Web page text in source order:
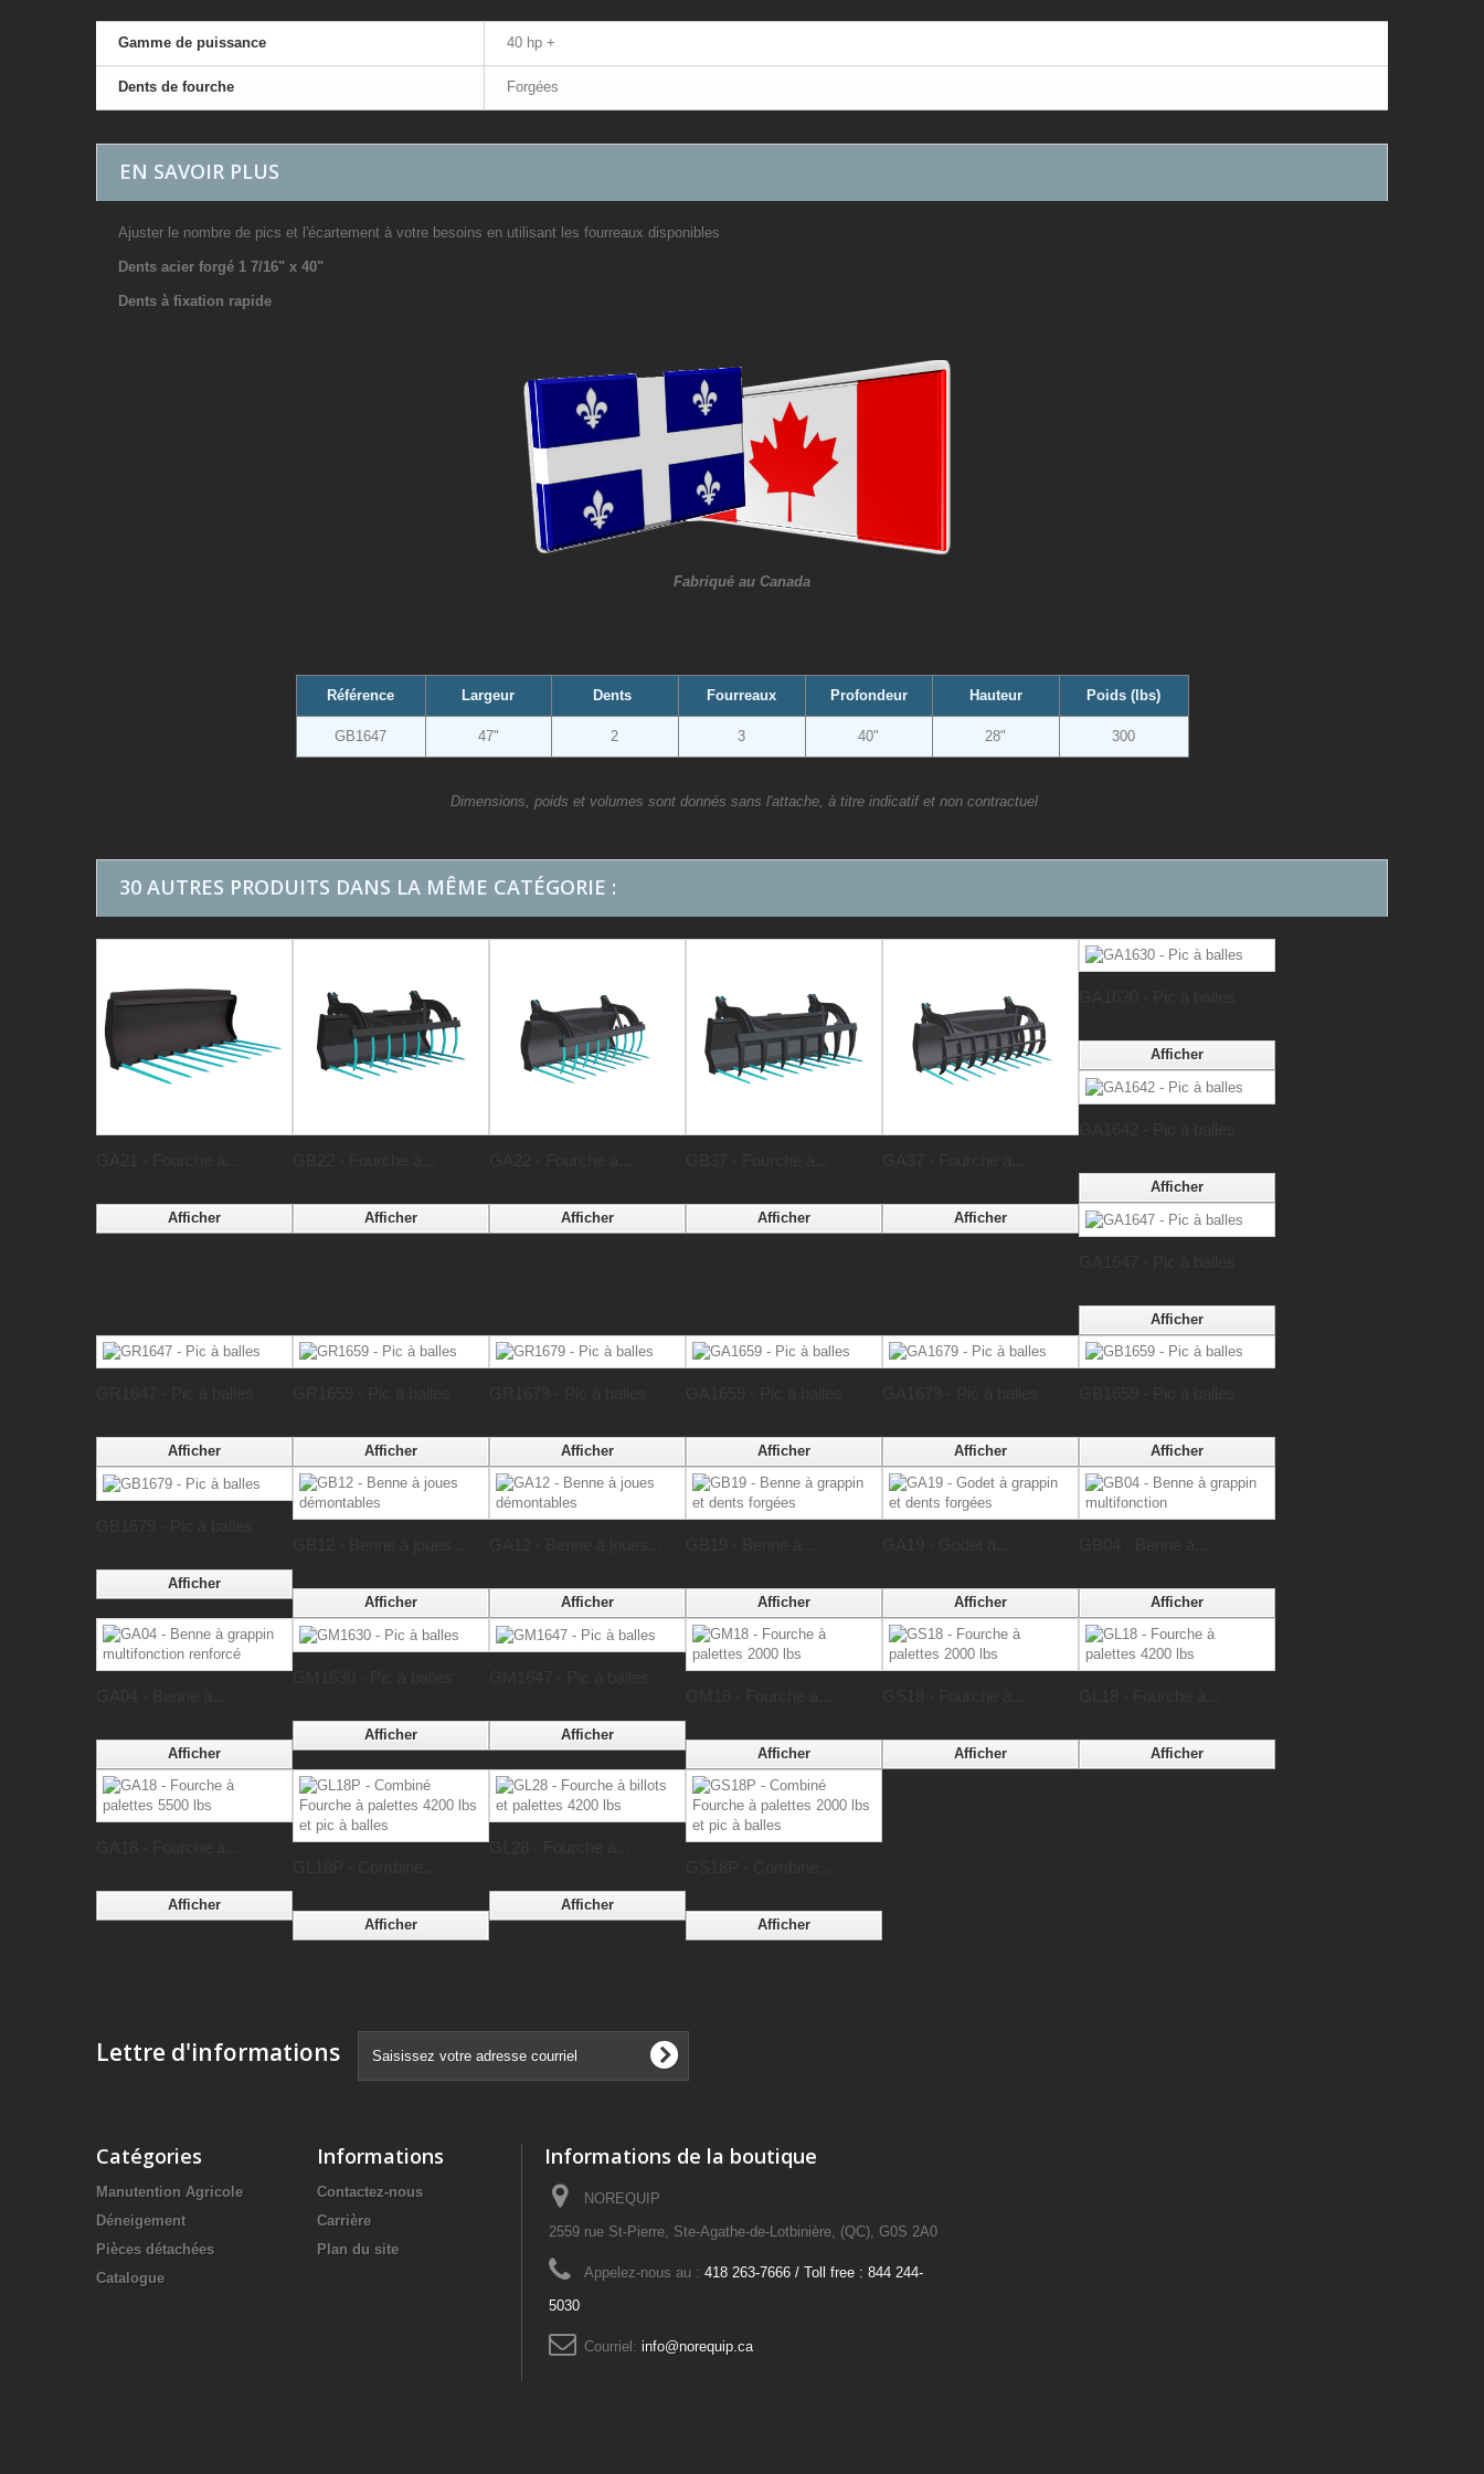
Gamme de puissance 40 hp +
Dents de fourche Forgées
EN SAVOIR PLUS
Ajuster le nombre de pics et l'écartement à votre besoins en utilisant les fourreaux disponibles
Dents acier forgé 1 7/16" x 40"
Dents à fixation rapide
Fabriqué au Canada
Référence Largeur Dents Fourreaux Profondeur Hauteur Poids (lbs)
GB1647 47" 2 3 40" 28" 300
Dimensions, poids et volumes sont donnés sans l'attache, à titre indicatif et non contractuel
30 AUTRES PRODUITS DANS LA MÊME CATÉGORIE :
Afficher Afficher Afficher Afficher Afficher
Afficher
Afficher
Afficher
Afficher Afficher Afficher Afficher Afficher Afficher
Afficher
Afficher Afficher Afficher Afficher Afficher
Afficher
Afficher Afficher
Afficher Afficher Afficher
Afficher
Afficher
Afficher
Afficher
Lettre d'informations
Catégories
Manutention Agricole
Déneigement
Pièces détachées
Catalogue
Informations
Contactez-nous
Carrière
Plan du site
Informations de la boutique
NOREQUIP
2559 rue St-Pierre, Ste-Agathe-de-Lotbinière, (QC), G0S 2A0
Appelez-nous au : 418 263-7666 / Toll free : 844 244-
5030
Courriel: info@norequip.ca